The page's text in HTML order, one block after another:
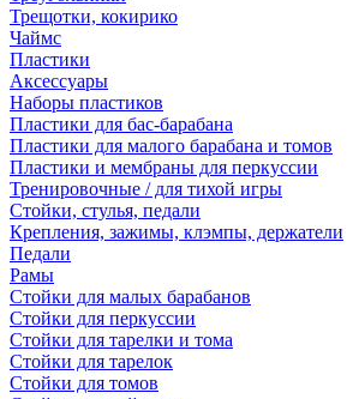
Трещотки, кокирико
Чаймс
Пластики
Аксессуары
Наборы пластиков
Пластики для бас-барабана
Пластики для малого барабана и томов
Пластики и мембраны для перкуссии
Тренировочные / для тихой игры
Стойки, стулья, педали
Крепления, зажимы, клэмпы, держатели
Педали
Рамы
Стойки для малых барабанов
Стойки для перкуссии
Стойки для тарелки и тома
Стойки для тарелок
Стойки для томов